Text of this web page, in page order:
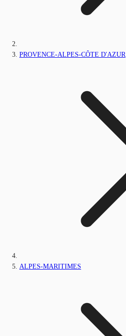
PROVENCE-ALPES-CÔTE D'AZUR
ALPES-MARITIMES